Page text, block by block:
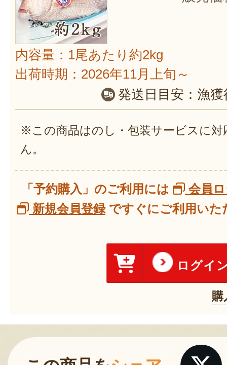
内容量：1尾あたり約2kg
出荷時期：2026年11月上旬～
発送日目安： 漁獲
※この商品はのし・包装サービスに対
ん。
「予約購入」のご利用には
会員
新規会員登録ですぐにご利用いた
ログイ
購